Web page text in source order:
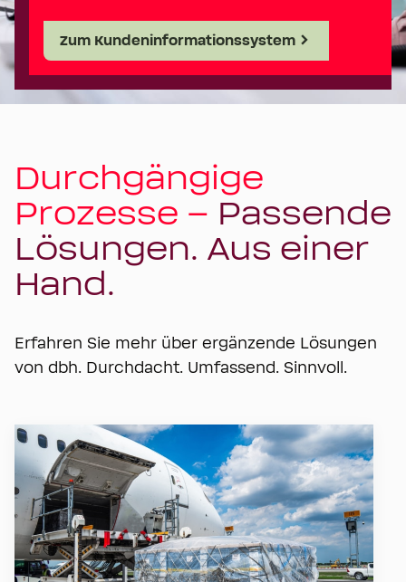
Zum Kundeninformationssystem
Durchgängige
Prozesse – Passende
Lösungen. Aus einer
Hand.
Erfahren Sie mehr über ergänzende Lösungen
von dbh. Durchdacht. Umfassend. Sinnvoll.